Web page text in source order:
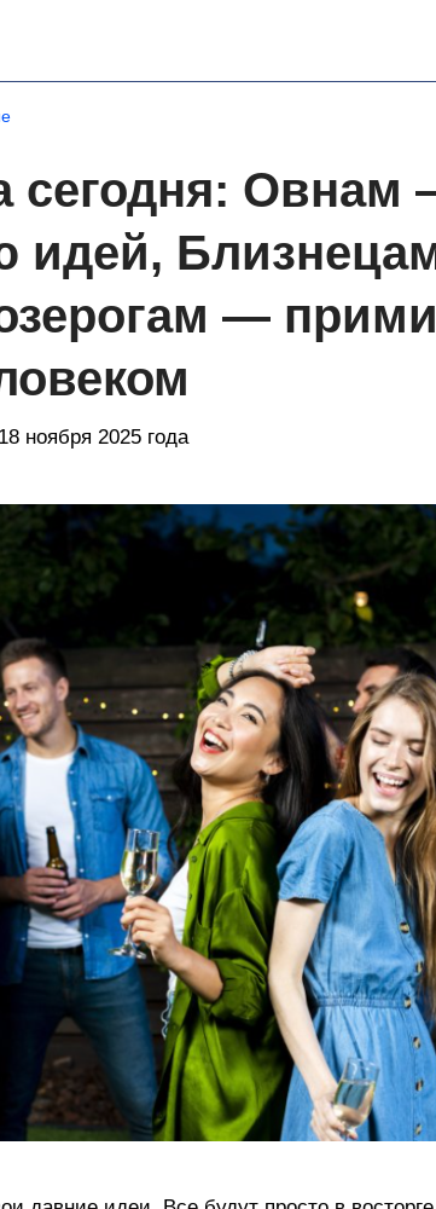
сегодня: Овнам
идей,
—
ноября 2025 года